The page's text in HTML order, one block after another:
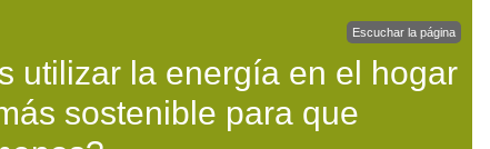
Escuchar la página
utilizar la energía en el hogar
sostenible para que